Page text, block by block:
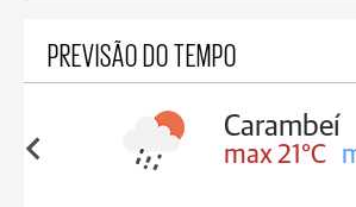
PREVISÃO DO TEMPO
max 21°C min 18°C